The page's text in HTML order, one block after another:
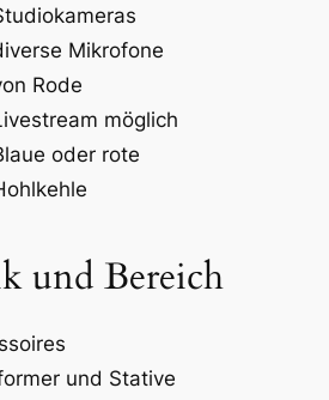
Mikrofone
Rode
möglich
oder rote
und Bereich
und Stative